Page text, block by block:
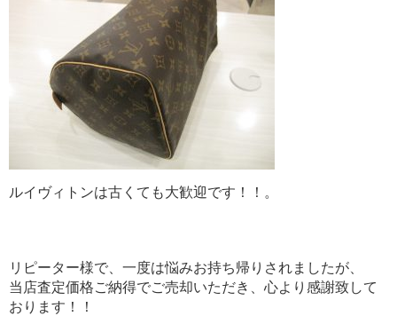
ルイヴィトンは古くても大歓迎です！！。
リピーター様で、一度は悩みお持ち帰りされましたが、
当店査定価格ご納得でご売却いただき、心より感謝致して
おります！！